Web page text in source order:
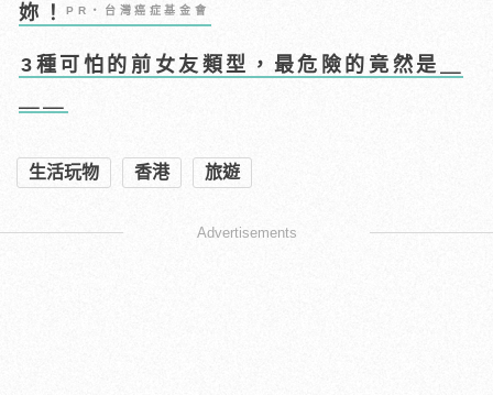
妳！PR・台灣癌症基金會
3種可怕的前女友類型，最危險的竟然是＿
生活玩物 香港 旅遊
Advertisements